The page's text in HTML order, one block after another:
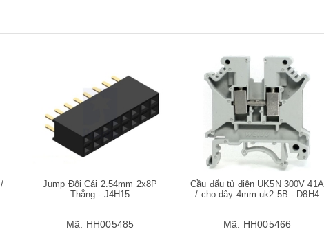
Jump Đôi Cái 2.54mm 2x8P
Thẳng - J4H15
Mã: HH005485
Cầu đấu tủ điện UK5N 300V 41A
/ cho dây 4mm uk2.5B - D8H4
Mã: HH005466
Mua hàng Mua hàng